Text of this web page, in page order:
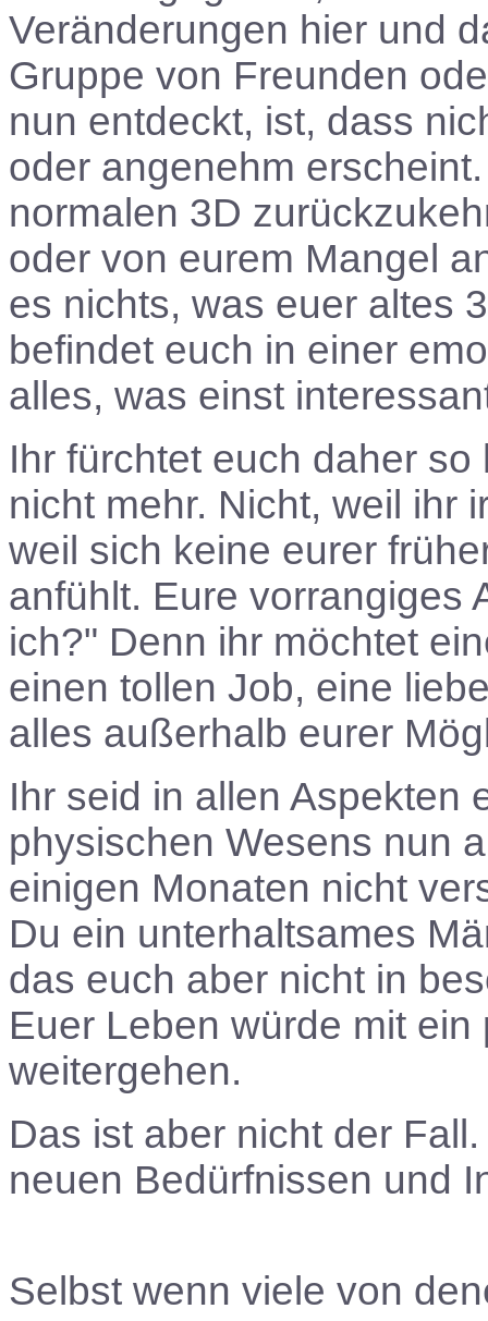
Veränderungen hier und
Gruppe von Freunden
nun entdeckt, ist, dass
oder angenehm
normalen 3D
oder von eurem Mangel
es nichts, was euer altes
befindet euch in einer
alles, was einst
Ihr fürchtet euch daher
nicht mehr. Nicht, weil ihr
weil sich keine eurer
anfühlt. Eure vorrangiges
ich?" Denn ihr möchtet
einen tollen Job, eine
alles außerhalb eurer
Ihr seid in allen Aspekten
physischen Wesens nun
einigen Monaten nicht
Du ein unterhaltsames
das euch aber nicht in
Euer Leben würde mit
weitergehen.
Das ist aber nicht der
neuen Bedürfnissen und
Selbst wenn viele von